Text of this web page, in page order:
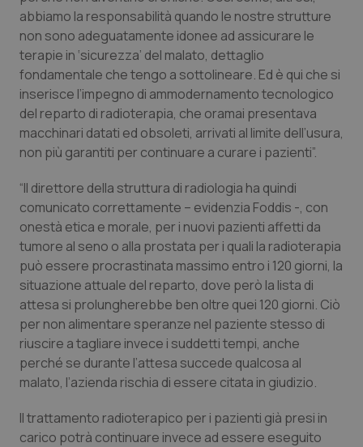
abbiamo la responsabilità quando le nostre strutture
non sono adeguatamente idonee ad assicurare le
terapie in ‘sicurezza’ del malato, dettaglio
fondamentale che tengo a sottolineare. Ed è qui che si
inserisce l’impegno di ammodernamento tecnologico
del reparto di radioterapia, che oramai presentava
macchinari datati ed obsoleti, arrivati al limite dell’usura,
non più garantiti per continuare a curare i pazienti”.
“Il direttore della struttura di radiologia ha quindi
comunicato correttamente – evidenzia Foddis -, con
onestà etica e morale, per i nuovi pazienti affetti da
tumore al seno o alla prostata per i quali la radioterapia
può essere procrastinata massimo entro i 120 giorni, la
situazione attuale del reparto, dove però la lista di
attesa si prolungherebbe ben oltre quei 120 giorni. Ciò
per non alimentare speranze nel paziente stesso di
riuscire a tagliare invece i suddetti tempi, anche
perché se durante l’attesa succede qualcosa al
malato, l’azienda rischia di essere citata in giudizio.
Il trattamento radioterapico per i pazienti già presi in
carico potrà continuare invece ad essere eseguito